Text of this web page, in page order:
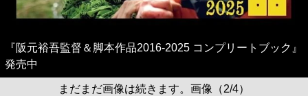
『阪元裕吾監督＆脚本作品2016-2025 コンプリートブック』
発売中
まだまだ画像は続きます。画像（2/4）